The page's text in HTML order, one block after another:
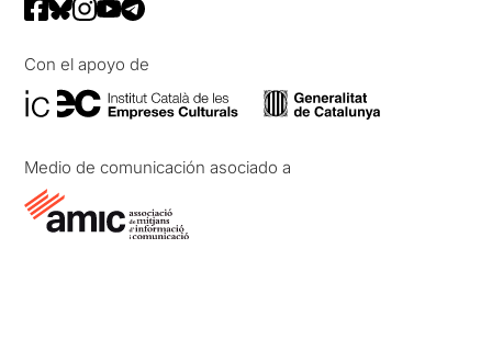
Con el apoyo de
Medio de comunicación asociado a